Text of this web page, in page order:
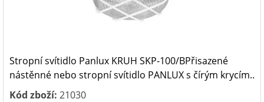
Stropní svítidlo Panlux KRUH SKP-100/BPřisazené
nástěnné nebo stropní svítidlo PANLUX s čírým krycím..
Kód zboží: 21030